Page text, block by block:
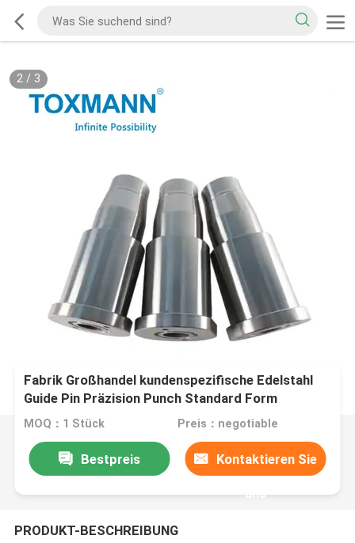
2/ 3
Fabrik Großhandel kundenspezifische Edelstahl
Guide Pin Präzision Punch Standard Form
Mechanische Teile
MOQ：1 Stück Preis：negotiable
Bestpreis Kontaktieren Sie
uns
PRODUKT-BESCHREIBUNG